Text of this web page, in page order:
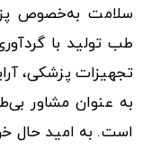
سلامت به‌خصوص
طب تولید با
تجهیزات پزشکی،
به عنوان مشاور
است. به امید حال